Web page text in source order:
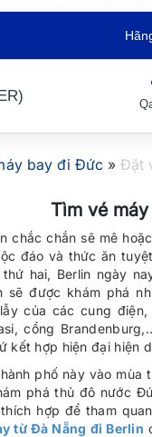
bay đi Đức » Đặt
Tìm vé
chắc chắn sẽ mê
đáo và thức ăn
hai, Berlin ngày
được khám phá
của các cung
cổng
kết hợp hiện đại hiện
phố này vào mùa
phá thủ đô nước
hợp để tham
từ Đà Nẵng đi Berlin